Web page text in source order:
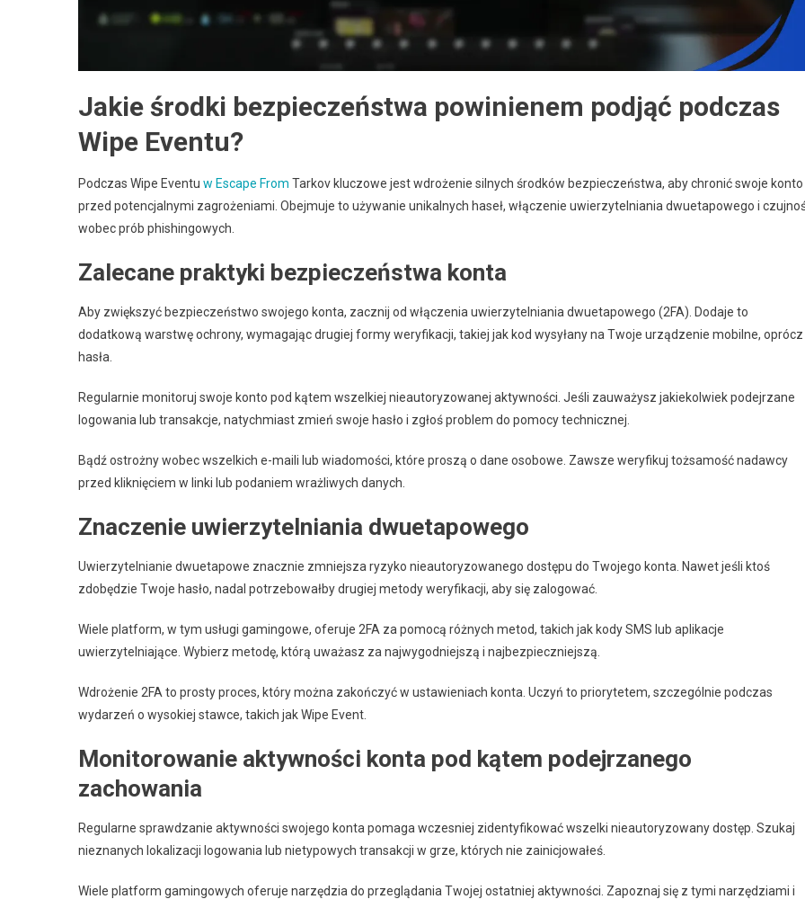
Jakie środki bezpieczeństwa powinienem podjąć podczas
Wipe Eventu?
Podczas Wipe Eventu w Escape From Tarkov kluczowe jest wdrożenie silnych środków bezpieczeństwa, aby chronić swoje konto
przed potencjalnymi zagrożeniami. Obejmuje to używanie unikalnych haseł, włączenie uwierzytelniania dwuetapowego i
wobec prób phishingowych.
Zalecane praktyki bezpieczeństwa konta
Aby zwiększyć bezpieczeństwo swojego konta, zacznij od włączenia uwierzytelniania dwuetapowego (2FA). Dodaje to
dodatkową warstwę ochrony, wymagając drugiej formy weryfikacji, takiej jak kod wysyłany na Twoje urządzenie mobilne, oprócz
hasła.
Regularnie monitoruj swoje konto pod kątem wszelkiej nieautoryzowanej aktywności. Jeśli zauważysz jakiekolwiek podejrzane
logowania lub transakcje, natychmiast zmień swoje hasło i zgłoś problem do pomocy technicznej.
Bądź ostrożny wobec wszelkich e-maili lub wiadomości, które proszą o dane osobowe. Zawsze weryfikuj tożsamość nadawcy
przed kliknięciem w linki lub podaniem wrażliwych danych.
Znaczenie uwierzytelniania dwuetapowego
Uwierzytelnianie dwuetapowe znacznie zmniejsza ryzyko nieautoryzowanego dostępu do Twojego konta. Nawet jeśli ktoś
zdobędzie Twoje hasło, nadal potrzebowałby drugiej metody weryfikacji, aby się zalogować.
Wiele platform, w tym usługi gamingowe, oferuje 2FA za pomocą różnych metod, takich jak kody SMS lub aplikacje
uwierzytelniające. Wybierz metodę, którą uważasz za najwygodniejszą i najbezpieczniejszą.
Wdrożenie 2FA to prosty proces, który można zakończyć w ustawieniach konta. Uczyń to priorytetem, szczególnie podczas
wydarzeń o wysokiej stawce, takich jak Wipe Event.
Monitorowanie aktywności konta pod kątem podejrzanego
zachowania
Regularne sprawdzanie aktywności swojego konta pomaga wczesniej zidentyfikować wszelki nieautoryzowany dostęp. Szukaj
nieznanych lokalizacji logowania lub nietypowych transakcji w grze, których nie zainicjowałeś.
Wiele platform gamingowych oferuje narzędzia do przeglądania Twojej ostatniej aktywności. Zapoznaj się z tymi narzędziami i